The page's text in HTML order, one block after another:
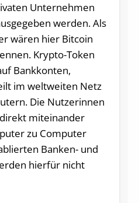
Unternehmen
werden. Als
wären hier Bitcoin
Krypto-Token
Bankkonten,
im weltweiten Netz
Die Nutzerinnen
miteinander
zu Computer
Banken- und
hierfür nicht